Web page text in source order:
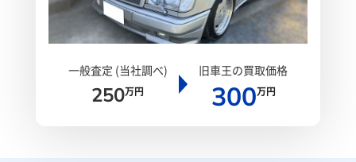
一般査定 (当社調べ)
250万円
旧車王の買取価格
300万円